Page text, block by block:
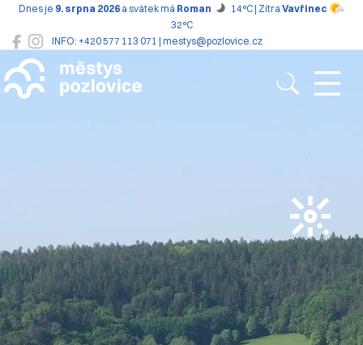
INFO: +420 577 113 071 | mestys@pozlovice.cz
Dnes je 9. srpna 2026 a svátek má Roman 14°C | Zítra Vavřinec
32°C
Pozlovice